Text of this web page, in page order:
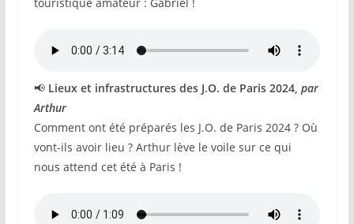
📢 Lieux et infrastructures des J.O. de Paris 2024, par
Arthur
Comment ont été préparés les J.O. de Paris 2024 ? Où
vont-ils avoir lieu ? Arthur lève le voile sur ce qui
nous attend cet été à Paris !